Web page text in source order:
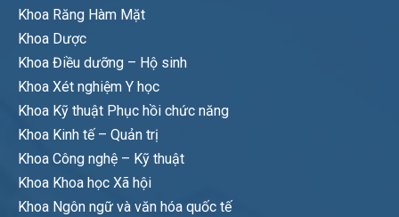
Khoa Răng Hàm Mặt
Khoa Dược
Khoa Điều dưỡng – Hộ sinh
Khoa Xét nghiệm Y học
Khoa Kỹ thuật Phục hồi chức năng
Khoa Kinh tế – Quản trị
Khoa Công nghệ – Kỹ thuật
Khoa Khoa học Xã hội
Khoa Ngôn ngữ và văn hóa quốc tế